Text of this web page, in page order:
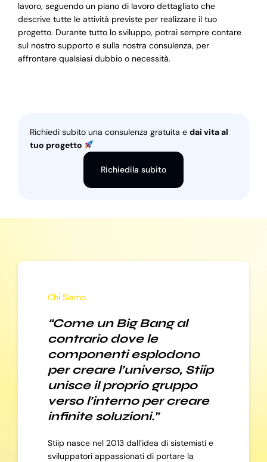
lavoro, seguendo un piano di lavoro dettagliato che
descrive tutte le attività previste per realizzare il tuo
progetto. Durante tutto lo sviluppo, potrai sempre contare
sul nostro supporto e sulla nostra consulenza, per
affrontare qualsiasi dubbio o necessità.
Richiedi subito una consulenza gratuita e dai vita al
tuo progetto
Richiedila subito
Chi Siamo
“Come un Big Bang al
contrario dove le
componenti esplodono
per creare l’universo, Stiip
unisce il proprio gruppo
verso l’interno per creare
infinite soluzioni.”
Stiip nasce nel 2013 dall’idea di sistemisti e
sviluppatori appassionati di portare la